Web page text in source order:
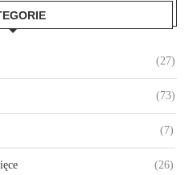
(27)
(73)
(7)
(26)